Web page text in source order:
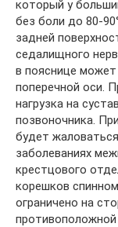
который у
без боли до 80-
задней
седалищного
в пояснице может
поперечной оси.
нагрузка на
позвоночника.
будет
заболеваниях
крестцового
корешков
ограничено на